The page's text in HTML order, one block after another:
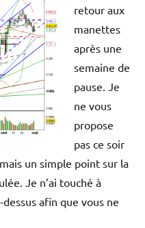
retour aux
manettes
après une
semaine de
pause. Je
ne vous
propose
pas ce soir
un simple point sur la
Je n’ai touché à
afin que vous ne